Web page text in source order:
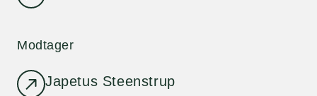
Modtager
Japetus Steenstrup